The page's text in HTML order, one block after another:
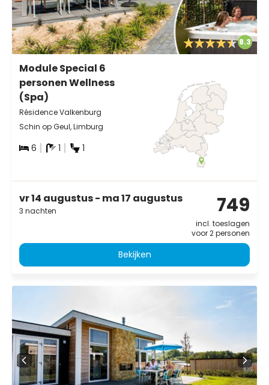
8.3
Module Special 6
personen Wellness
(Spa)
Résidence Valkenburg
Schin op Geul, Limburg
6 1 1
vr 14 augustus - ma 17 augustus
3 nachten 749
incl. toeslagen
voor 2 personen
Bekijken